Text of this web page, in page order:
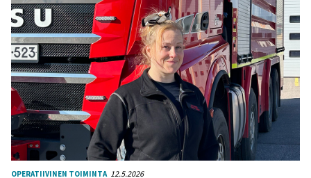
OPERATIIVINEN TOIMINTA 12.5.2026